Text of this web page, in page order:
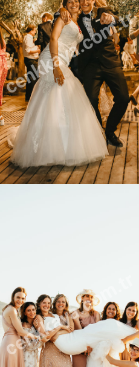
cenkkaya.com.tr
cenkkaya.com.tr